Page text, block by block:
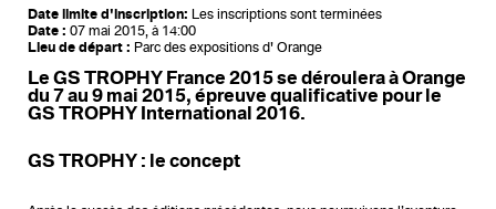
Date limite d'inscription: Les inscriptions sont terminées
Date : 07 mai 2015, à 14:00
Lieu de départ : Parc des expositions d' Orange
Le GS TROPHY France 2015 se déroulera à Orange
du 7 au 9 mai 2015, épreuve qualificative pour le
GS TROPHY International 2016.
GS TROPHY : le concept